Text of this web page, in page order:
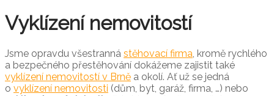
Vyklízení nemovitostí
Jsme opravdu všestranná stěhovací firma, kromě rychlého
a bezpečného přestěhování dokážeme zajistit také
vyklízení nemovitostí v Brně a okolí. Ať už se jedná
o vyklízení nemovitosti (dům, byt, garáž, firma, …) nebo